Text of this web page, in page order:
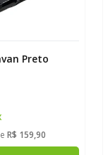
Preto
R$ 159,90